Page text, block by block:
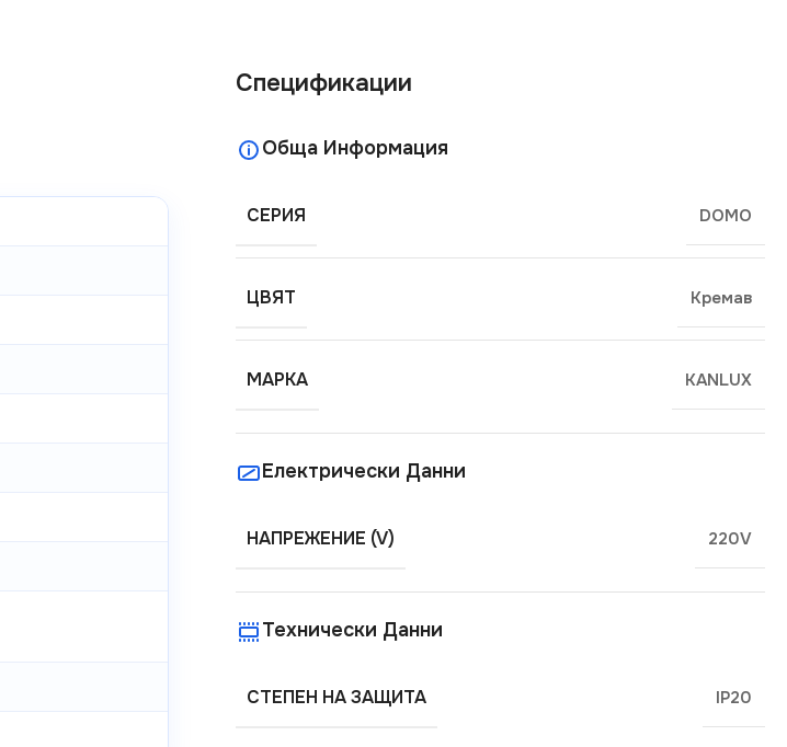
Спецификации
Обща Информация
СЕРИЯ DOMO
ЦВЯТ Кремав
МАРКА KANLUX
Електрически Данни
НАПРЕЖЕНИЕ (V) 220V
Технически Данни
СТЕПЕН НА ЗАЩИТА IP20